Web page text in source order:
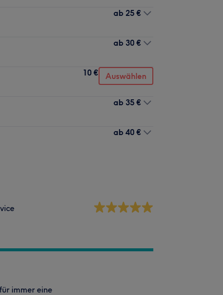
ab 25 €
ab 30 €
10 € Auswählen
ab 35 €
ab 40 €
immer eine